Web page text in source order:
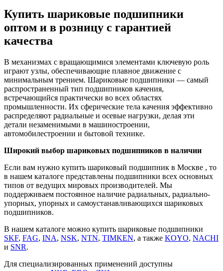
Купить шариковые подшипники
оптом и в розницу с гарантией
качества
В механизмах с вращающимися элементами ключевую роль
играют узлы, обеспечивающие плавное движение с
минимальным трением. Шариковые подшипники — самый
распространенный тип подшипников качения,
встречающийся практически во всех областях
промышленности. Их сферические тела качения эффективно
распределяют радиальные и осевые нагрузки, делая эти
детали незаменимыми в машиностроении,
автомобилестроении и бытовой технике.
Широкий выбор шариковых подшипников в наличии
Если вам нужно купить шариковый подшипник в Москве , то
в нашем каталоге представлены подшипники всех основных
типов от ведущих мировых производителей. Мы
поддерживаем постоянное наличие радиальных, радиально-
упорных, упорных и самоустанавливающихся шариковых
подшипников.
В нашем каталоге можно купить шариковые подшипники
SKF, FAG, INA, NSK, NTN, TIMKEN, а также KOYO, NACHI
и SNR.
Для специализированных применений доступны